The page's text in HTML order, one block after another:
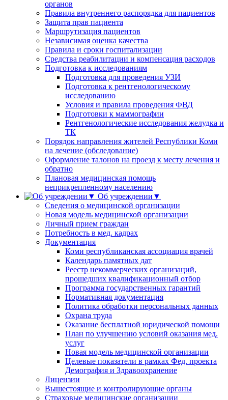
органов
Правила внутреннего распорядка для пациентов
Защита прав пациента
Маршрутизация пациентов
Независимая оценка качества
Правила и сроки госпитализации
Средства реабилитации и компенсация расходов
Подготовка к исследованиям
Подготовка для проведения УЗИ
Подготовка к рентгенологическому
исследованию
Условия и правила проведения ФВД
Подготовки к маммографии
Рентгенологические исследования желудка и
ТК
Порядок направления жителей Республики Коми
на лечение (обследование)
Оформление талонов на проезд к месту лечения и
обратно
Плановая медицинская помощь
неприкрепленному населению
Об учреждении▼
Сведения о медицинской организации
Новая модель медицинской организации
Личный прием граждан
Потребность в мед. кадрах
Документация
Коми республиканская ассоциация врачей
Календарь памятных дат
Реестр некоммерческих организаций,
прошедших квалификационный отбор
Программа государственных гарантий
Нормативная документация
Политика обработки персональных данных
Охрана труда
Оказание бесплатной юридической помощи
План по улучшению условий оказания мед.
услуг
Новая модель медицинской организации
Целевые показатели в рамках Фед. проекта
Демография и Здравоохранение
Лицензии
Вышестоящие и контролирующие органы
Страховые медицинские организации